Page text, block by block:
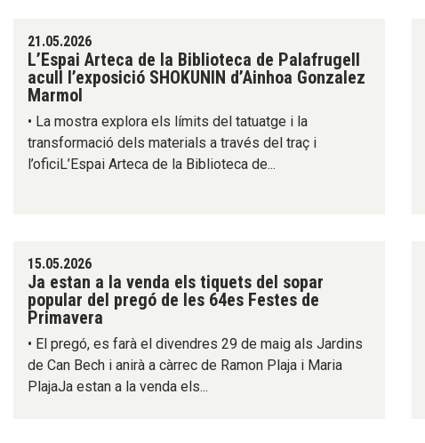
21.05.2026
L’Espai Arteca de la Biblioteca de Palafrugell
acull l’exposició SHOKUNIN d’Ainhoa Gonzalez
Marmol
• La mostra explora els límits del tatuatge i la
transformació dels materials a través del traç i
l’oficiL’Espai Arteca de la Biblioteca de...
15.05.2026
Ja estan a la venda els tiquets del sopar
popular del pregó de les 64es Festes de
Primavera
• El pregó, es farà el divendres 29 de maig als Jardins
de Can Bech i anirà a càrrec de Ramon Plaja i Maria
PlajaJa estan a la venda els...